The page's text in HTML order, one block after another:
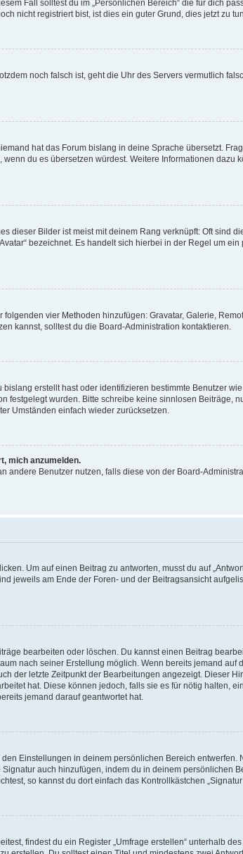
Fall solltest du im „Persönlichen Bereich“ die für dich
nicht registriert bist, ist dies ein guter Grund, dies jetzt zu tun.
noch falsch ist, geht die Uhr des Servers vermutlich
hat das Forum bislang in deine Sprache übersetzt.
du es übersetzen würdest. Weitere Informationen dazu
dieser Bilder ist meist mit deinem Rang verknüpft: Oft sind
bezeichnet. Es handelt sich hierbei in der Regel um
vier Methoden hinzufügen: Gravatar, Galerie,
kannst, solltest du die Board-Administration kontaktieren.
erstellt hast oder identifizieren bestimmte Benutzer
festgelegt wurden. Bitte schreibe keine sinnlosen
Umständen einfach wieder zurücksetzen.
mich anzumelden.
andere Benutzer nutzen, falls diese von der Board-
Um auf einen Beitrag zu antworten, musst du auf
am Ende der Foren- und der Beitragsansicht
bearbeiten oder löschen. Du kannst einen Beitrag
nach seiner Erstellung möglich. Wenn bereits jemand
der letzte Zeitpunkt der Bearbeitungen angezeigt. Dieser
hat. Diese können jedoch, falls sie es für nötig halten,
jemand darauf geantwortet hat.
Einstellungen in deinem persönlichen Bereich
auch hinzufügen, indem du in deinem persönlichen
so kannst du dort einfach das Kontrollkästchen
findest du ein Register „Umfrage erstellen“ unterhalb